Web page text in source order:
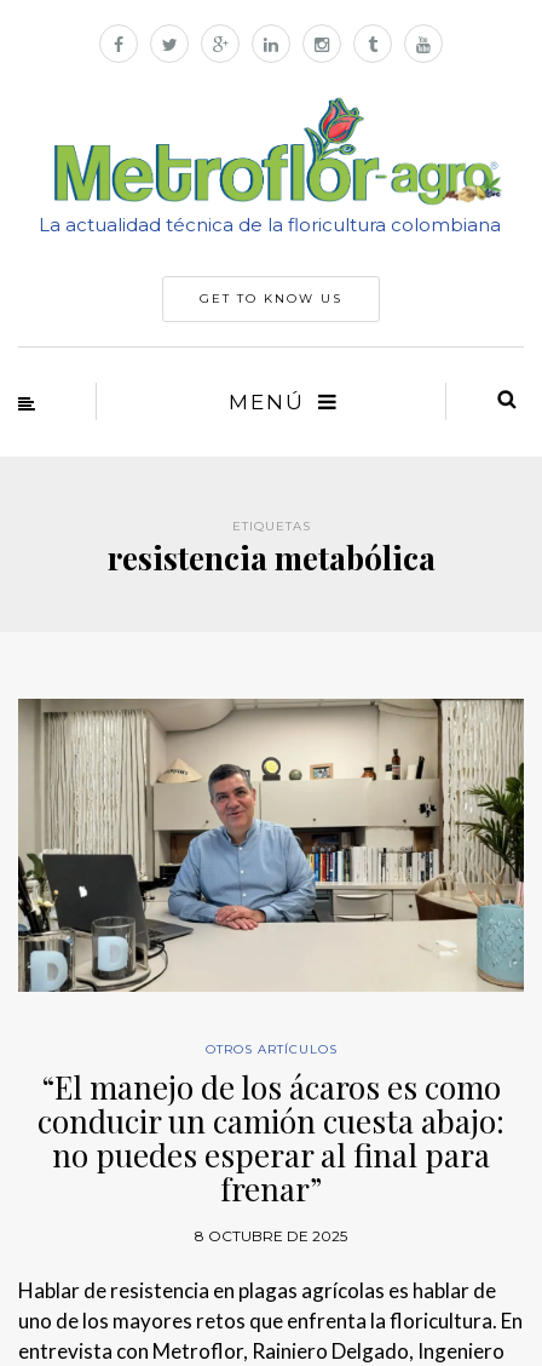
La actualidad técnica de la floricultura colombiana
GET TO KNOW US
MENÚ
ETIQUETAS
resistencia metabólica
OTROS ARTÍCULOS
“El manejo de los ácaros es como
conducir un camión cuesta abajo:
no puedes esperar al final para
frenar”
8 OCTUBRE DE 2025
Hablar de resistencia en plagas agrícolas es hablar de
uno de los mayores retos que enfrenta la floricultura. En
entrevista con Metroflor, Rainiero Delgado, Ingeniero